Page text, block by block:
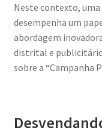
Neste contexto,
desempenha um
abordagem
distrital e
sobre a “Campanha